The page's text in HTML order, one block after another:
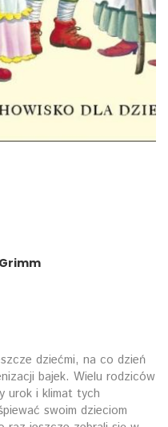
dziećmi, na co dzień
bajek. Wielu rodziców
urok i klimat tych
swoim dzieciom